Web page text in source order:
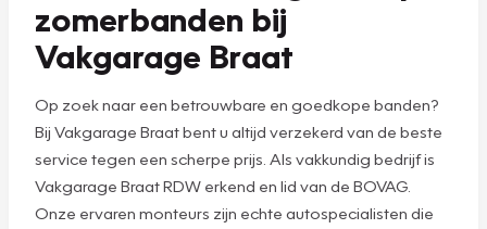
zomerbanden bij
Vakgarage Braat
Op zoek naar een betrouwbare en goedkope banden?
Bij Vakgarage Braat bent u altijd verzekerd van de beste
service tegen een scherpe prijs. Als vakkundig bedrijf is
Vakgarage Braat RDW erkend en lid van de BOVAG.
Onze ervaren monteurs zijn echte autospecialisten die